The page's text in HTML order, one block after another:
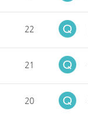
22
21
20